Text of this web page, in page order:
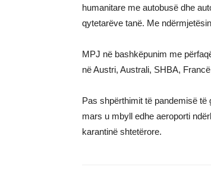
humanitare me autobusë dhe
qytetarëve tanë. Me
MPJ në bashkëpunim me
në Austri, Australi, SHBA,
Pas shpërthimit të pandemisë
mars u mbyll edhe aeroporti
karantinë shtetërore.